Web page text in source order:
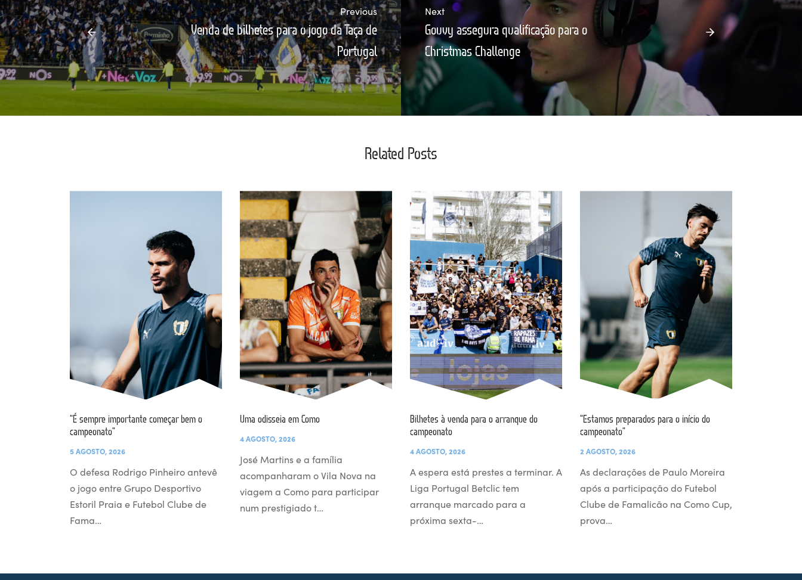
Previous
Venda de bilhetes para o jogo da Taça de
Portugal
Next
Gouvy assegura qualificação para o
Christmas Challenge
Related Posts
“É sempre importante começar bem o
campeonato”
5 AGOSTO, 2026
O defesa Rodrigo Pinheiro antevê
o jogo entre Grupo Desportivo
Estoril Praia e Futebol Clube de
Fama…
Uma odisseia em Como
4 AGOSTO, 2026
José Martins e a família
acompanharam o Vila Nova na
viagem a Como para participar
num prestigiado t…
Bilhetes à venda para o arranque do
campeonato
4 AGOSTO, 2026
A espera está prestes a terminar. A
Liga Portugal Betclic tem
arranque marcado para a
próxima sexta-…
“Estamos preparados para o início do
campeonato”
2 AGOSTO, 2026
As declarações de Paulo Moreira
após a participação do Futebol
Clube de Famalicão na Como Cup,
prova…